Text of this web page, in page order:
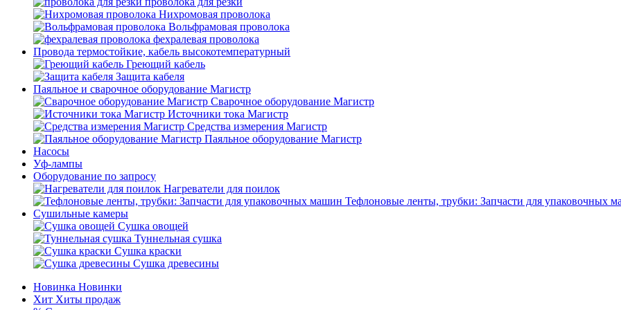
Нихромовая проволока
Вольфрамовая проволока
фехралевая проволока
Провода термостойкие, кабель высокотемпературный
Греющий кабель
Защита кабеля
Паяльное и сварочное оборудование Магистр
Сварочное оборудование Магистр
Источники тока Магистр
Средства измерения Магистр
Паяльное оборудование Магистр
Насосы
Уф-лампы
Оборудование по запросу
Нагреватели для поилок
Тефлоновые ленты, трубки: Запчасти для упаковочных
Сушильные камеры
Сушка овощей
Туннельная сушка
Сушка краски
Сушка древесины
Новинка Новинки
Хит Хиты продаж